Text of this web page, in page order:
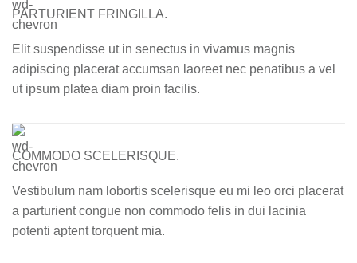
PARTURIENT FRINGILLA.
Elit suspendisse ut in senectus in vivamus magnis
adipiscing placerat accumsan laoreet nec penatibus a vel
ut ipsum platea diam proin facilis.
COMMODO SCELERISQUE.
Vestibulum nam lobortis scelerisque eu mi leo orci placerat
a parturient congue non commodo felis in dui lacinia
potenti aptent torquent mia.